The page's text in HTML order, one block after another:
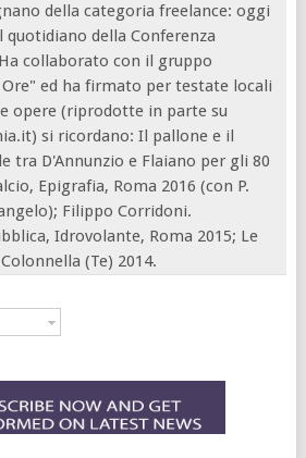
della categoria freelance: oggi
della Conferenza
collaborato con il gruppo
ed ha firmato per testate locali
opere (riprodotte in parte su
si ricordano: Il pallone e il
tra D'Annunzio e Flaiano per gli 80
Epigrafia, Roma 2016 (con P.
Filippo Corridoni.
Idrovolante, Roma 2015; Le
(Te) 2014.